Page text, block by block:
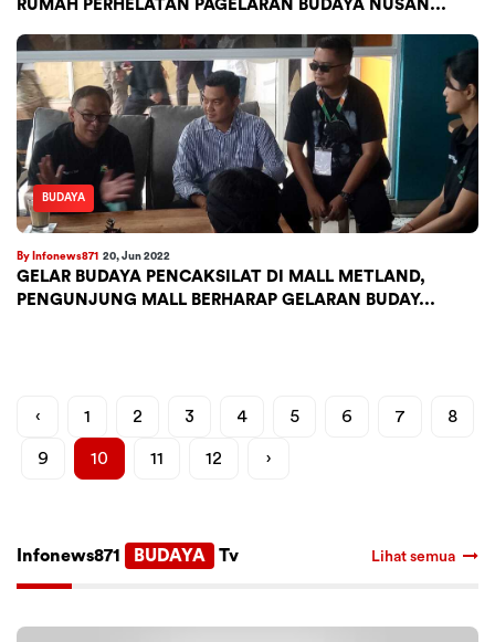
RUMAH PERHELATAN PAGELARAN BUDAYA NUSAN...
BUDAYA
By Infonews871 20, Jun 2022
GELAR BUDAYA PENCAKSILAT DI MALL METLAND,
PENGUNJUNG MALL BERHARAP GELARAN BUDAY...
‹ 1 2 3 4 5 6 7 8
9 10 11 12 ›
Infonews871 BUDAYA Tv Lihat semua